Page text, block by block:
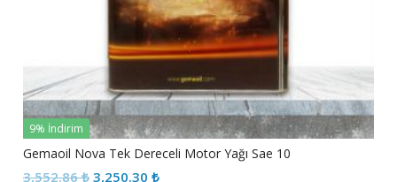
9% İndirim
Gemaoil Nova Tek Dereceli Motor Yağı Sae 10
3,552.86₺ Orijinal
3,250.30 ₺Şu